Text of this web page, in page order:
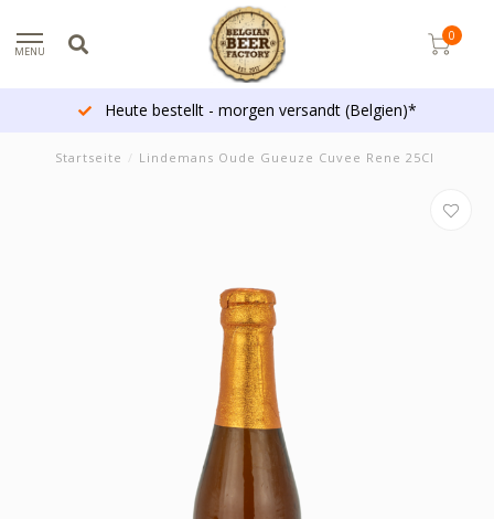
MENU
0
Heute bestellt - morgen versandt (Belgien)*
Startseite / Lindemans Oude Gueuze Cuvee Rene 25Cl